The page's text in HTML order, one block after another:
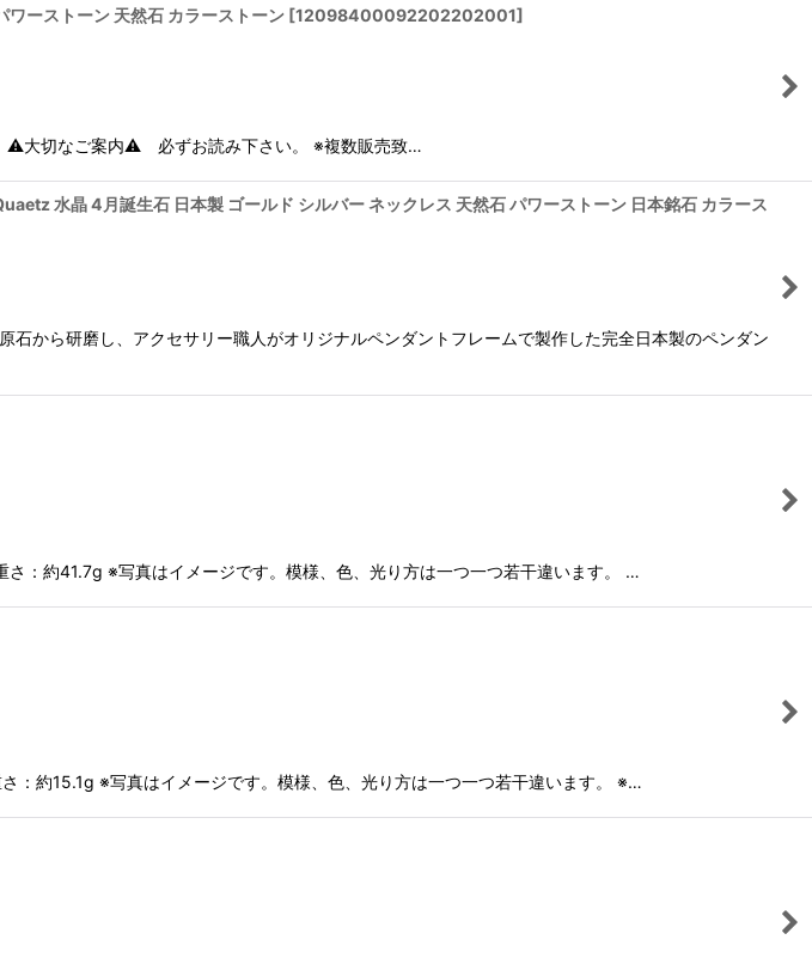
ワーストーン 天然石 カラーストーン [12098400092202202001]
⚠大切なご案内⚠ 必ずお読み下さい。 ※複数販売致…
水晶 4月誕生石 日本製 ゴールド シルバー ネックレス 天然石 パワーストーン 日本銘石 カラース
から研磨し、アクセサリー職人がオリジナルペンダントフレームで製作した完全日本製のペンダン
約41.7g ※写真はイメージです。模様、色、光り方は一つ一つ若干違います。 …
約15.1g ※写真はイメージです。模様、色、光り方は一つ一つ若干違います。 ※…